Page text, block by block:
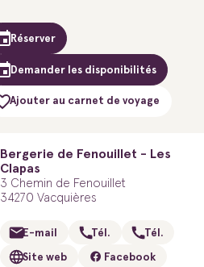
Réserver
Demander les disponibilités
Ajouter au carnet de voyage
Bergerie de Fenouillet - Les
Clapas
3 Chemin de Fenouillet
34270 Vacquières
E-mail Tél. Tél.
Site web Facebook